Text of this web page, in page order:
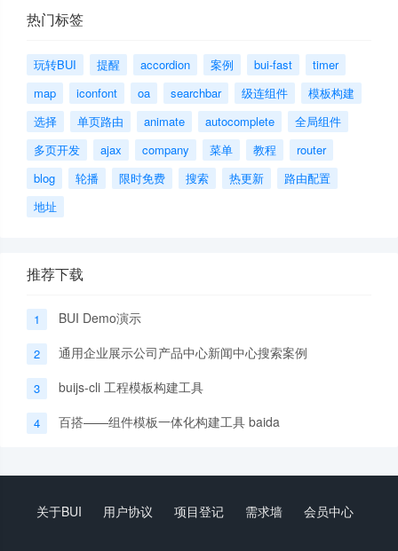
热门标签
玩转BUI 提醒 accordion 案例 bui-fast
timer
map
iconfont oa searchbar 级连组件
模板构建
选择
单页路由 animate autocomplete
全局组件
多页开发
ajax company 菜单 教程
router
blog
轮播 限时免费 搜索 热更新
路由配置
地址
推荐下载
1 BUI Demo演示
2 通用企业展示公司产品中心新闻中心搜索案例
3 buijs-cli 工程模板构建工具
4 百搭——组件模板一体化构建工具 baida
关于BUI 用户协议 项目登记 需求墙 会员中心